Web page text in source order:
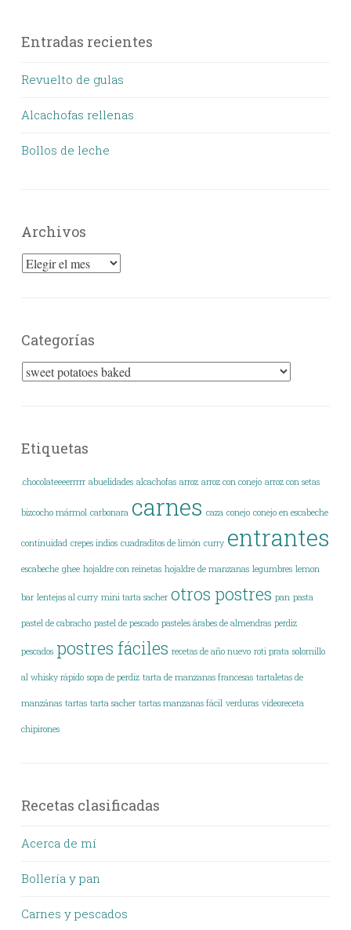
Entradas recientes
Revuelto de gulas
Alcachofas rellenas
Bollos de leche
Archivos
Archivos
Categorías
Categorías
Etiquetas
.chocolateeeerrrrr abuelidades alcachofas arroz arroz con conejo arroz con setas
bizcocho mármol carbonara carnes caza conejo conejo en escabeche
continuidad crepes indios cuadraditos de limón curry entrantes
escabeche ghee hojaldre con reinetas hojaldre de manzanas legumbres lemon
bar lentejas al curry mini tarta sacher otros postres pan pasta
pastel de cabracho pastel de pescado pasteles árabes de almendras perdiz
pescados postres fáciles recetas de año nuevo roti prata solomillo
al whisky rápido sopa de perdiz tarta de manzanas francesas tartaletas de
manzánas tartas tarta sacher tartas manzanas fácil verduras vídeoreceta
chipirones
Recetas clasificadas
Acerca de mí
Bollería y pan
Carnes y pescados